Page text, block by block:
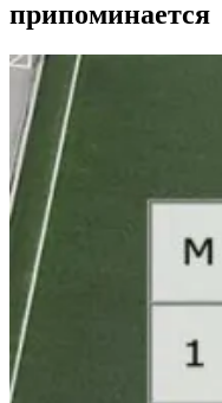
припоминается